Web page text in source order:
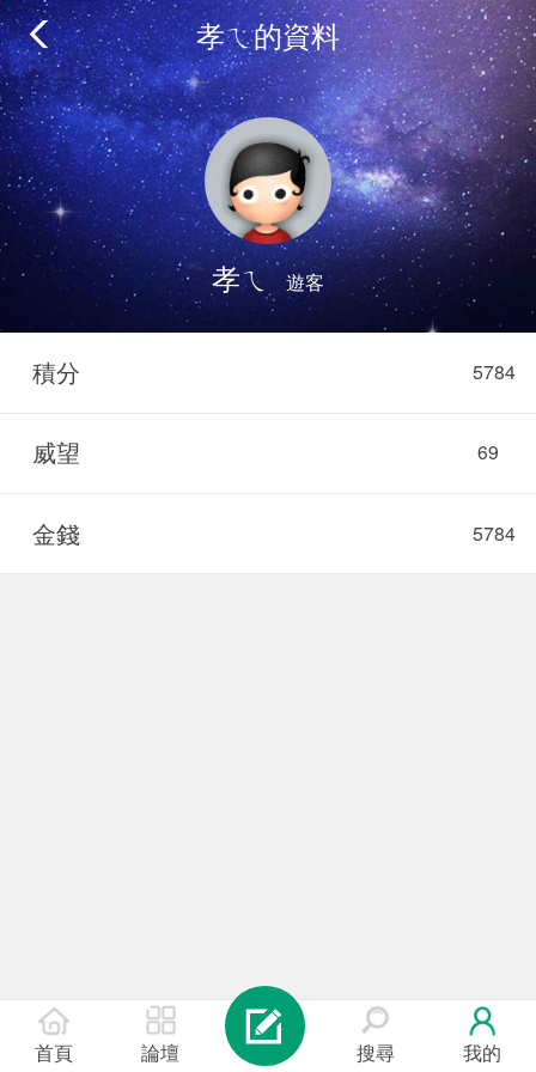
孝ㄟ的資料
孝ㄟ 遊客
5784
積分
69
威望
5784
金錢
首頁 論壇 搜尋 我的